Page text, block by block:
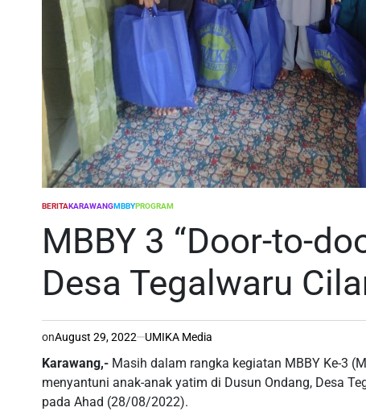
POSTED
BERITAKARAWANGMBBYPROGRAM
MBBY 3 “Door-to-
Desa Tegalwaru
onAugust 29, 2022 UMIKA Media
Karawang,- Masih dalam rangka kegiatan MBBY Ke-3
menyantuni anak-anak yatim di Dusun Ondang, Desa
pada Ahad (28/08/2022).